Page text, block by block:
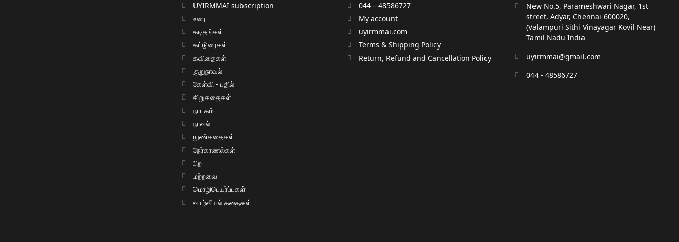
UYIRMMAI subscription
உரை
கடிதங்கள்
கட்டுரைகள்
கவிதைகள்
குறுநாவல்
கேள்வி - பதில்
சிறுகதைகள்
நாடகம்
நாவல்
நுண்கதைகள்
நேர்காணல்கள்
பிற
மற்றவை
மொழிபெயர்ப்புகள்
வாழ்வியல் கதைகள்
044 – 48586727
My account
uyirmmai.com
Terms & Shipping Policy
Return, Refund and Cancellation Policy
New No.5, Parameshwari Nagar, 1st
street, Adyar, Chennai-600020,
(Valampuri Sithi Vinayagar Kovil Near)
Tamil Nadu India
uyirmmai@gmail.com
044 - 48586727